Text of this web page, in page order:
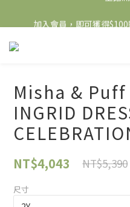
加入會員，即可獲得
滿5000送500購物
Misha & Puff
INGRID
NT$4,043 NT$5,390
尺寸